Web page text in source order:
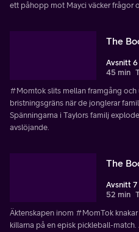
ett påhopp mot Mayci väcker frågor
The
Avsnitt 6
45 min
#Momtok slits mellan framgång och
bristningsgräns när de jonglerar
Spänningarna i Taylors familj
avslöjande.
The
Avsnitt 7
52 min
Äktenskapen inom #MomTok
killarna på en episk pickleball-